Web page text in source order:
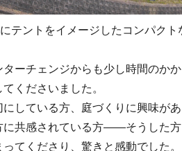
テントをイメージしたコンパクト
ーチェンジからも少し時間のか
くださいました。
している方、庭づくりに興味が
に共感されている方——そうした
てくださり、驚きと感動でした。